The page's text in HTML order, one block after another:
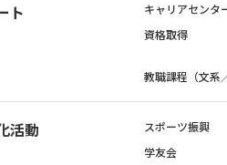
ト キャリアセンタ
資格取得
教職課程（文系
活動 スポーツ振興
学友会